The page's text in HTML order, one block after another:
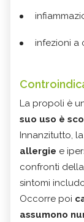
infezioni a
La propoli è
suo uso è
Innanzitutto,
allergie e
confronti
sintomi
Occorre poi
assumono